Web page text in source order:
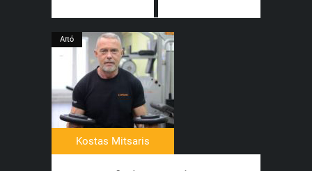
Από
Kostas Mitsaris